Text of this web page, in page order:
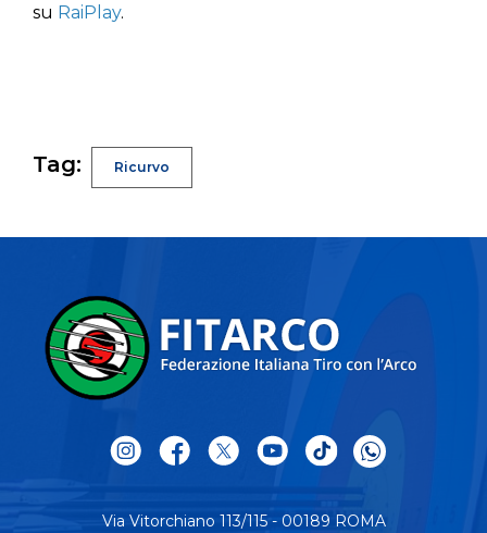
su RaiPlay.
Tag: Ricurvo
Via Vitorchiano 113/115 - 00189 ROMA